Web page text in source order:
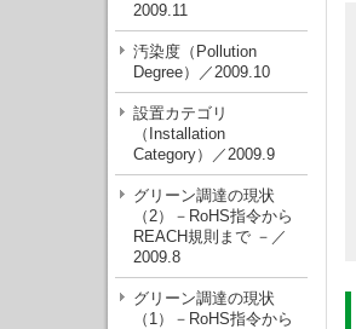
2009.11
汚染度（Pollution
Degree）／2009.10
設置カテゴリ
（Installation
Category）／2009.9
グリーン調達の現状
（2）－RoHS指令から
REACH規則まで －／
2009.8
グリーン調達の現状
（1）－RoHS指令から